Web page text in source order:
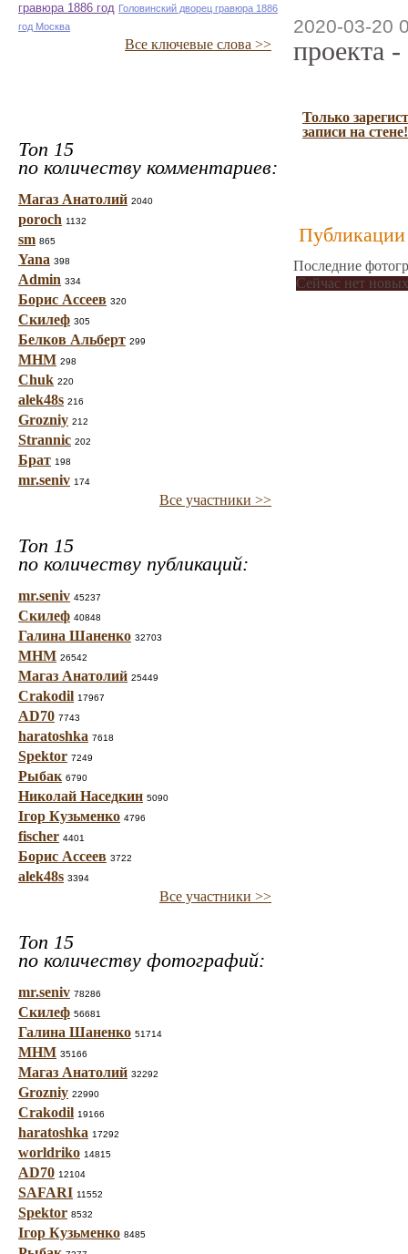
гравюра 1886 год Головинский дворец гравюра 1886
год Москва
Все ключевые слова >>
Топ 15
по количеству комментариев:
Магаз Анатолий 2040
poroch 1132
sm 865
Yana 398
Admin 334
Борис Ассеев 320
Скилеф 305
Белков Альберт 299
МНМ 298
Chuk 220
alek48s 216
Grozniy 212
Strannic 202
Брат 198
mr.seniv 174
Все участники >>
Топ 15
по количеству публикаций:
mr.seniv 45237
Скилеф 40848
Галина Шаненко 32703
МНМ 26542
Магаз Анатолий 25449
Crakodil 17967
AD70 7743
haratoshka 7618
Spektor 7249
Рыбак 6790
Николай Наседкин 5090
Ігор Кузьменко 4796
fischer 4401
Борис Ассеев 3722
alek48s 3394
Все участники >>
Топ 15
по количеству фотографий:
mr.seniv 78286
Скилеф 56681
Галина Шаненко 51714
МНМ 35166
Магаз Анатолий 32292
Grozniy 22990
Crakodil 19166
haratoshka 17292
worldriko 14815
AD70 12104
SAFARI 11552
Spektor 8532
Ігор Кузьменко 8485
2020-03-20
проекта
Только
записи на стене!
Публикации
Последние
Сейчас нет